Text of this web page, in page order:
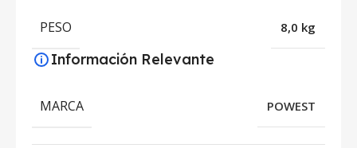
PESO 8,0 kg
Información Relevante
MARCA POWEST